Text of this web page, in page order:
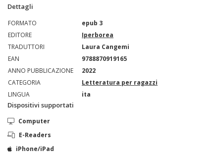
Dettagli
FORMATO
epub 3
EDITORE
Iperborea
TRADUTTORI
Laura Cangemi
EAN
9788870919165
ANNO PUBBLICAZIONE
2022
CATEGORIA
Letteratura per ragazzi
LINGUA
ita
Dispositivi supportati
Computer
E-Readers
iPhone/iPad